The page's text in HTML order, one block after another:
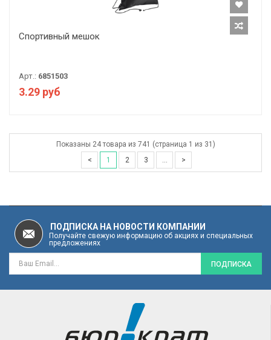
Спортивный мешок
Арт.: 6851503
3.29 руб
Показаны 24 товара из 741 (страница 1 из 31)
<
1 2 3 ... >
ПОДПИСКА НА НОВОСТИ КОМПАНИИ
Получайте свежую информацию об акциях и специальных
предложениях
ПОДПИСКА